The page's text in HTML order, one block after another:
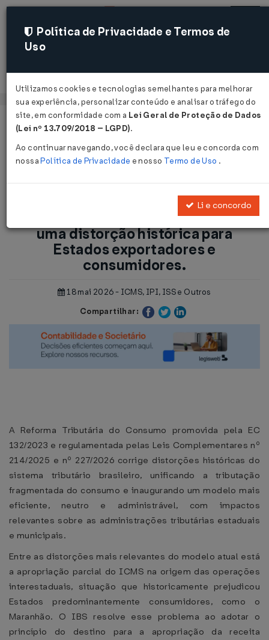
Acessar
Página Inicial
Notícias
Estados exportadores e consumidores....
Voltar
Reforma Tributária: IBS e o fim de
uma distorção histórica para
Estados exportadores e
consumidores.
18 mai 2026 - ICMS, IPI, ISS e Outros
Compartilhar:
A Reforma Tributária do Consumo promovida pela EC
132/2023 e regulamentada pelas Leis Complementares nº
214/2025 e nº 227/2026 corrige distorções históricas do
sistema tributário brasileiro, unificando a tributação
fragmentada do consumo e inaugurando um modelo mais
eficiente, neutro e administrável, com impactos
relevantes sobre as administrações tributárias estaduais
e municipais.
Entre as distorções mais relevantes do modelo atual está
a apropriação parcial do ICMS na origem das operações
interestaduais, situação que historicamente prejudicou
Estados predominantemente consumidores, como o
Maranhão. O IBS resolve esse problema ao adotar o
princípio do destino para a apropriação da receita
Política de Privacidade e Termos de
Uso
Utilizamos cookies e tecnologias semelhantes para melhorar
sua experiência, personalizar conteúdo e analisar o tráfego do
site, em conformidade com a Lei Geral de Proteção de Dados
(Lei nº 13.709/2018 – LGPD).
Ao continuar navegando, você declara que leu e concorda com
nossaPolítica de Privacidade e nosso Termo de Uso .
Li e concordo